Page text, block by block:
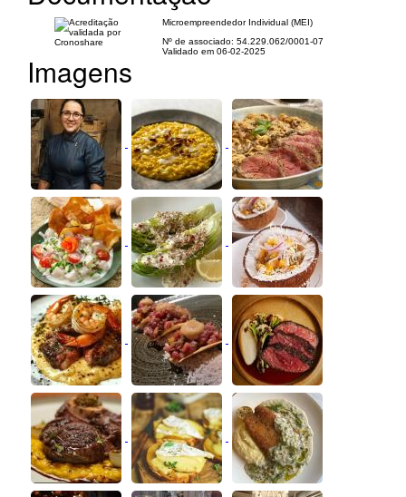
Microempreendedor Individual (MEI)
Nº de associado: 54.229.062/0001-07
Validado em 06-02-2025
Imagens